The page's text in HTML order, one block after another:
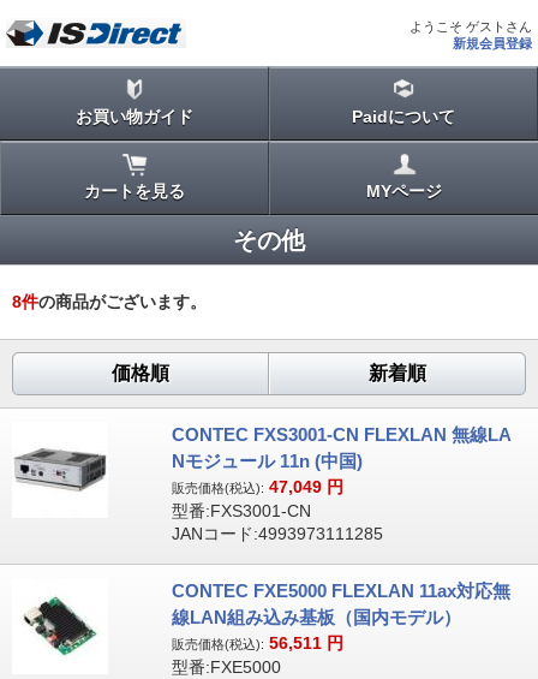
ようこそ ゲストさん
新規会員登録
お買い物ガイド Paidについて
カートを見る MYページ
その他
8件の商品がございます。
価格順 新着順
CONTEC FXS3001-CN FLEXLAN 無線LA
Nモジュール 11n (中国)
販売価格(税込): 47,049 円
型番:FXS3001-CN
JANコード:4993973111285
CONTEC FXE5000 FLEXLAN 11ax対応無
線LAN組み込み基板（国内モデル）
販売価格(税込): 56,511 円
型番:FXE5000